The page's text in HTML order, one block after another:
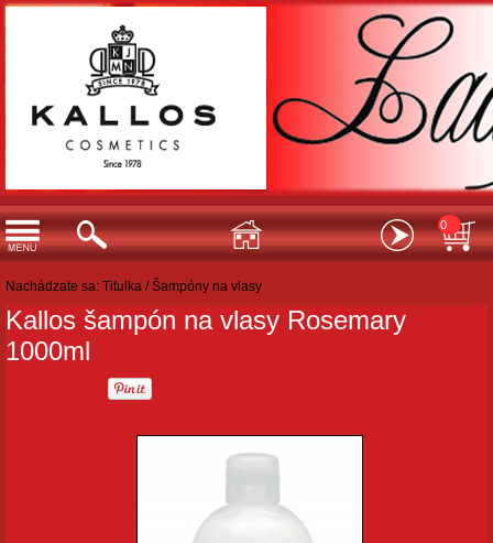
0
Nachádzate sa: Titulka /Šampóny na vlasy
Kallos šampón na vlasy Rosemary
1000ml